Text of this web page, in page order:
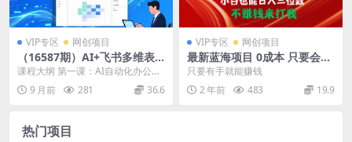
VIP专区 网创项目
（16587期）AI+飞书多维表
格实战营2.0：零代码自动化办
公，适合多职业月收入增加2
万元
课程大纲 第一课：AI自动化办公时
代，从第一张多维表格开始 Excel数
据处理繁...
9 月前 281 36.6
VIP专区 网创项目
最新蓝海项目 0成本 只要会打
字聊天 小白也能日入三位数
只要有手就能赚钱
2 年前
483 19.9
热门项目